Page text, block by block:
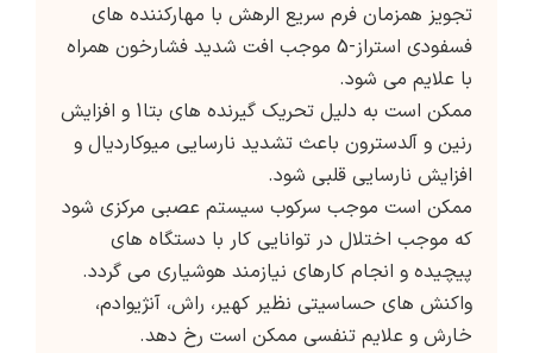
تجویز همزمان فرم سریع الرهش با مهارکننده های
فسفودی استراز-5 موجب افت شدید فشارخون همراه
با علایم می شود.
ممکن است به دلیل تحریک گیرنده های بتا1 و افزایش
رنین و آلدسترون باعث تشدید نارسایی میوکاردیال و
افزایش نارسایی قلبی شود.
ممکن است موجب سرکوب سیستم عصبی مرکزی شود
که موجب اختلال در توانایی کار با دستگاه های
پیچیده و انجام کارهای نیازمند هوشیاری می گردد.
واکنش های حساسیتی نظیر کهیر، راش، آنژیوادم،
خارش و علایم تنفسی ممکن است رخ دهد.